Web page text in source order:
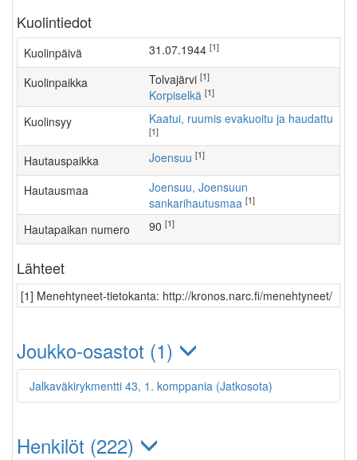
Kuolintiedot
Kuolinpäivä 31.07.1944 [1]
Kuolinpaikka Tolvajärvi [1]
Korpiselkä [1]
Kuolinsyy Kaatui, ruumis evakuoitu ja haudattu
[1]
Hautauspaikka Joensuu [1]
Hautausmaa
Joensuu, Joensuun
sankarihautusmaa [1]
Hautapaikan numero 90 [1]
Lähteet
[1] Menehtyneet-tietokanta: http://kronos.narc.fi/menehtyneet/
Joukko-osastot (1)
Jalkaväkirykmentti 43, 1. komppania (Jatkosota)
Henkilöt (222)